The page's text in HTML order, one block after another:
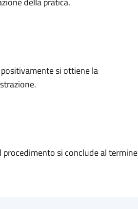
si ottiene la
si conclude al termine